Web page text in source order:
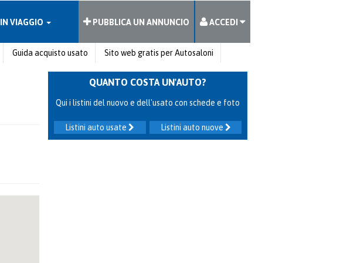
IN VIAGGIO PUBBLICA UN ANNUNCIO ACCEDI
Guida acquisto usato Sito web gratis per Autosaloni
QUANTO COSTA UN'AUTO?
Qui i listini del nuovo e dell'usato con schede e foto
Listini auto nuove
Listini auto usate